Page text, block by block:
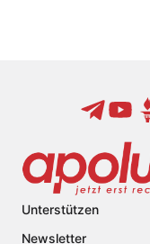
Unterstützen
Newsletter